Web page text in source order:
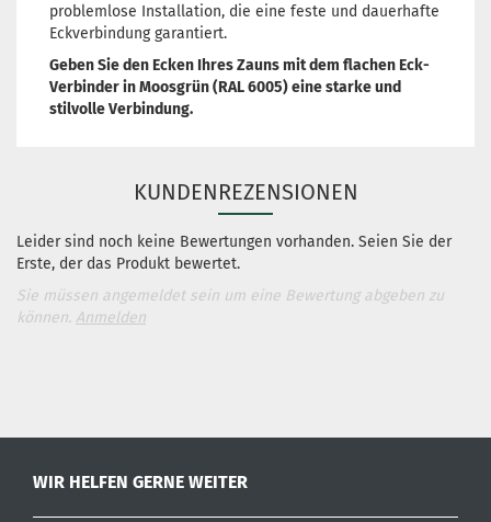
problemlose Installation, die eine feste und dauerhafte
Eckverbindung garantiert.
Geben Sie den Ecken Ihres Zauns mit dem flachen Eck-
Verbinder in Moosgrün (RAL 6005) eine starke und
stilvolle Verbindung.
KUNDENREZENSIONEN
Leider sind noch keine Bewertungen vorhanden. Seien Sie der
Erste, der das Produkt bewertet.
Sie müssen angemeldet sein um eine Bewertung abgeben zu
können. Anmelden
WIR HELFEN GERNE WEITER